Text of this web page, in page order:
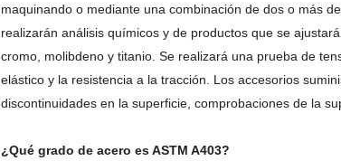
maquinando o mediante una combinación de dos o más
realizarán análisis químicos y de productos que se
cromo, molibdeno y titanio.Se realizará una prueba de
elástico y la resistencia a la tracción. Los accesorios
discontinuidades en la superficie, comprobaciones de la
¿Qué grado de acero es ASTM A403?